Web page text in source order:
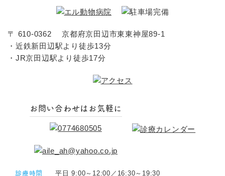
〒 610-0362 京都府京田辺市東東神屋89-1
・近鉄新田辺駅より徒歩13分
・JR京田辺駅より徒歩17分
お問い合わせはお気軽に
診療時間 平日 9:00～12:00／16:30～19:30